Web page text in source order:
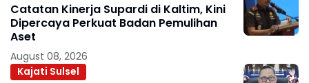
Catatan Kinerja Supardi di Kaltim, Kini
Dipercaya Perkuat Badan Pemulihan
Aset
August 08, 2026
Kajati Sulsel